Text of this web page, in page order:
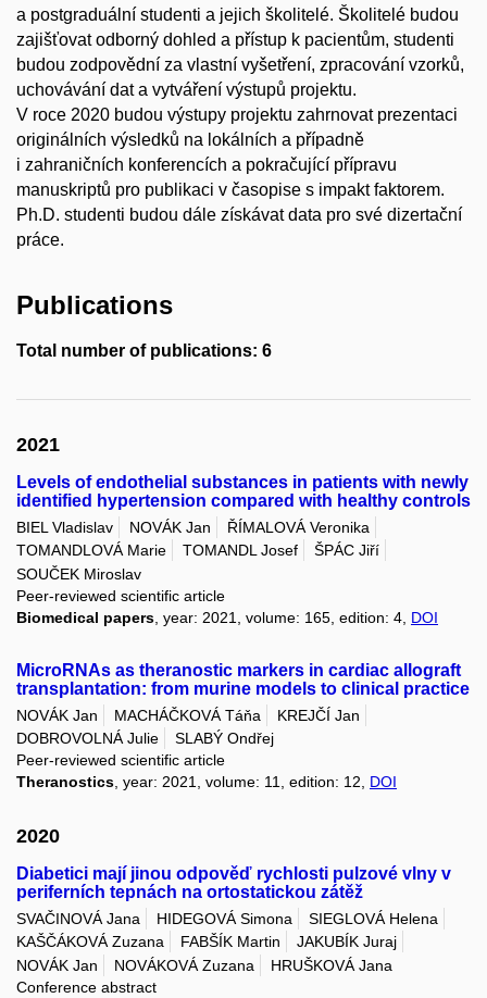
a postgraduální studenti a jejich školitelé. Školitelé budou
zajišťovat odborný dohled a přístup k pacientům, studenti
budou zodpovědní za vlastní vyšetření, zpracování vzorků,
uchovávání dat a vytváření výstupů projektu.
V roce 2020 budou výstupy projektu zahrnovat prezentaci
originálních výsledků na lokálních a případně
i zahraničních konferencích a pokračující přípravu
manuskriptů pro publikaci v časopise s impakt faktorem.
Ph.D. studenti budou dále získávat data pro své dizertační
práce.
Publications
Total number of publications: 6
2021
Levels of endothelial substances in patients with newly
identified hypertension compared with healthy controls
BIEL Vladislav NOVÁK Jan
ŘÍMALOVÁ Veronika
TOMANDLOVÁ Marie
TOMANDL Josef
ŠPÁC Jiří
SOUČEK Miroslav
Peer-reviewed scientific article
Biomedical papers , year: 2021, volume: 165, edition: 4, DOI
MicroRNAs as theranostic markers in cardiac allograft
transplantation: from murine models to clinical practice
NOVÁK Jan MACHÁČKOVÁ Táňa
KREJČÍ Jan
DOBROVOLNÁ Julie
SLABÝ Ondřej
Peer-reviewed scientific article
Theranostics, year: 2021, volume: 11, edition: 12, DOI
2020
Diabetici mají jinou odpověď rychlosti pulzové vlny v
periferních tepnách na ortostatickou zátěž
SVAČINOVÁ Jana HIDEGOVÁ Simona
SIEGLOVÁ Helena
KAŠČÁKOVÁ Zuzana
FABŠÍK Martin
JAKUBÍK Juraj
NOVÁK Jan
NOVÁKOVÁ Zuzana
HRUŠKOVÁ Jana
Conference abstract